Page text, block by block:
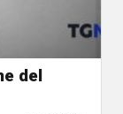
del